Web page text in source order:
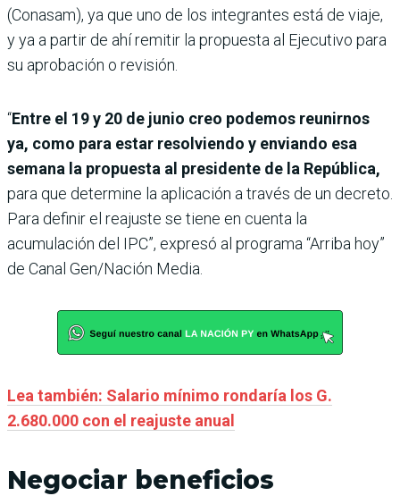
(Conasam), ya que uno de los integrantes está de viaje,
y ya a partir de ahí remitir la propuesta al Ejecutivo para
su aprobación o revisión.
“Entre el 19 y 20 de junio creo podemos reunirnos
ya, como para estar resolviendo y enviando esa
semana la propuesta al presidente de la República,
para que determine la aplicación a través de un decreto.
Para definir el reajuste se tiene en cuenta la
acumulación del IPC”, expresó al programa “Arriba hoy”
de Canal Gen/Nación Media.
Lea también: Salario mínimo rondaría los G.
2.680.000 con el reajuste anual
Negociar beneficios